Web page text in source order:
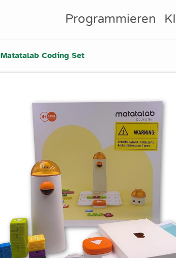
Programmieren
Matatalab Coding Set